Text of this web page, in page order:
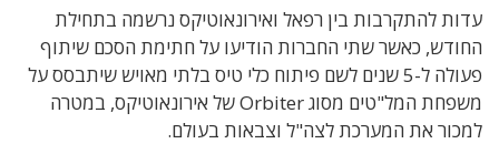
עדות להתקרבות בין רפאל ואירונאוטיקס נרשמה בתחילת
החודש, כאשר שתי החברות הודיעו על חתימת הסכם שיתוף
פעולה ל-5 שנים לשם פיתוח כלי טיס בלתי מאויש שיתבסס על
משפחת המל"טים מסוג Orbiter של אירונאוטיקס, במטרה
למכור את המערכת לצה"ל וצבאות בעולם.